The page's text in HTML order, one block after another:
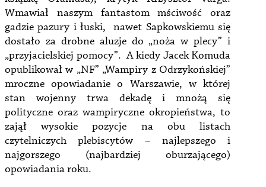
Wmawiał naszym fantastom mściwość oraz
gadzie pazury i łuski, nawet Sapkowskiemu się
dostało za drobne aluzje do „noża w plecy” i
„przyjacielskiej pomocy”. A kiedy Jacek Komuda
opublikował w „NF” „Wampiry z Odrzykońskiej”
mroczne opowiadanie o Warszawie, w której
stan wojenny trwa dekadę i mnożą się
polityczne oraz wampiryczne okropieństwa, to
zajął wysokie pozycje na obu listach
czytelniczych plebiscytów – najlepszego i
najgorszego (najbardziej oburzającego)
opowiadania roku.